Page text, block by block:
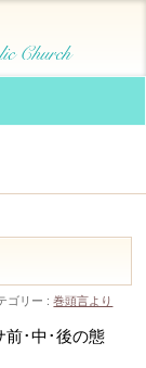
ゴリー :巻頭言より
前･中･後の態